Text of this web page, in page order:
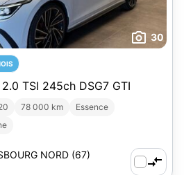
30
2.0 TSI 245ch DSG7 GTI
78 000 km
Essence
NORD (67)